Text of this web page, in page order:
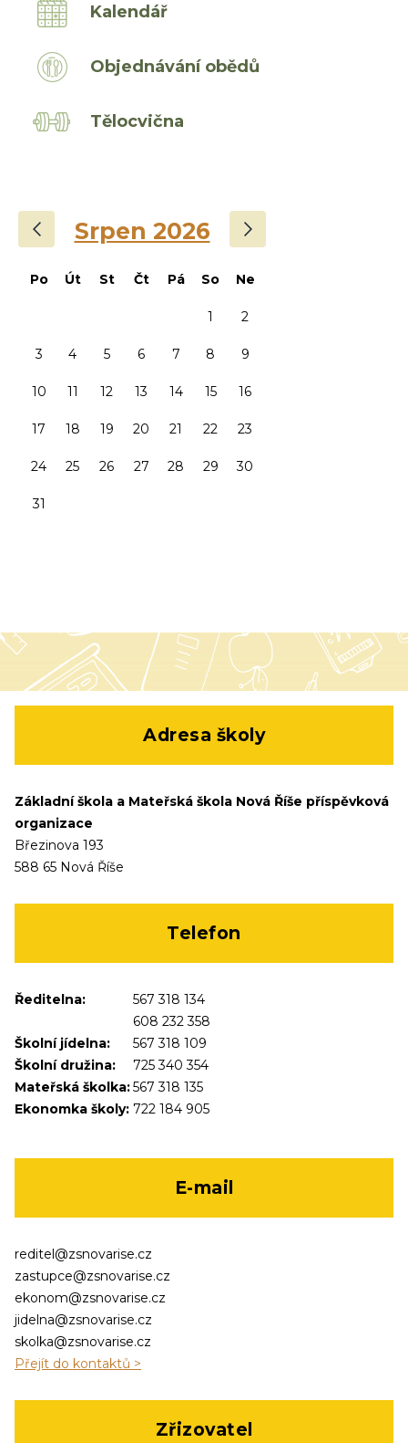
Kalendář
Objednávání obědů
Tělocvična
Srpen 2026 ›
Po Út St Čt Pá So Ne
1 2
3 4 5 6 7 8 9
10 11 12 13 14 15 16
17 18 19 20 21 22 23
24 25 26 27 28 29 30
31
Adresa školy
Základní škola a Mateřská škola Nová Říše příspěvková
organizace
Březinova 193
588 65 Nová Říše
Telefon
Ředitelna:
567 318 134
608 232 358
Školní jídelna:
567 318 109
Školní družina:
725 340 354
Mateřská školka:567 318 135
Ekonomka školy: 722 184 905
E-mail
reditel@zsnovarise.cz
zastupce@zsnovarise.cz
ekonom@zsnovarise.cz
jidelna@zsnovarise.cz
skolka@zsnovarise.cz
Přejít do kontaktů >
Zřizovatel